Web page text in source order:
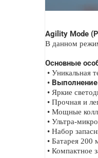
Agility Mode
В данном
Основные
• Уникальная
•
• Яркие
• Прочная и
• Мощные
• Ультра-
• Набор
• Батарея 200
• Компактное